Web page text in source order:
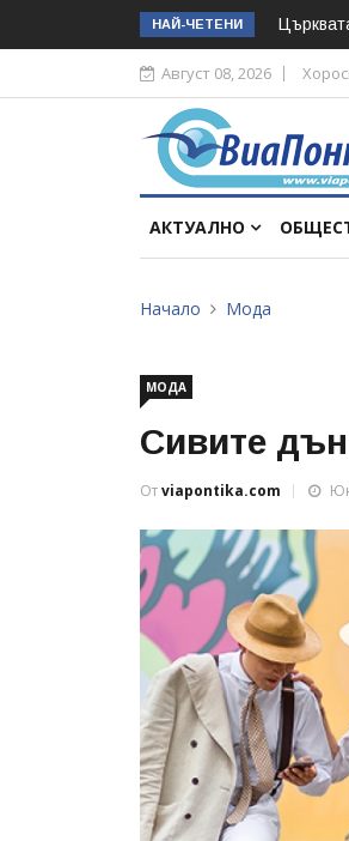
НАЙ-ЧЕТЕНИ
Август 08, 2026
АКТУАЛНО
Начало Мода
МОДА
Сивите
Отviapontika.com